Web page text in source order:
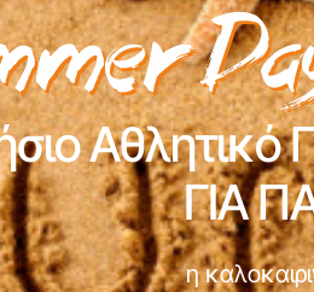
ΓΙΑ
η